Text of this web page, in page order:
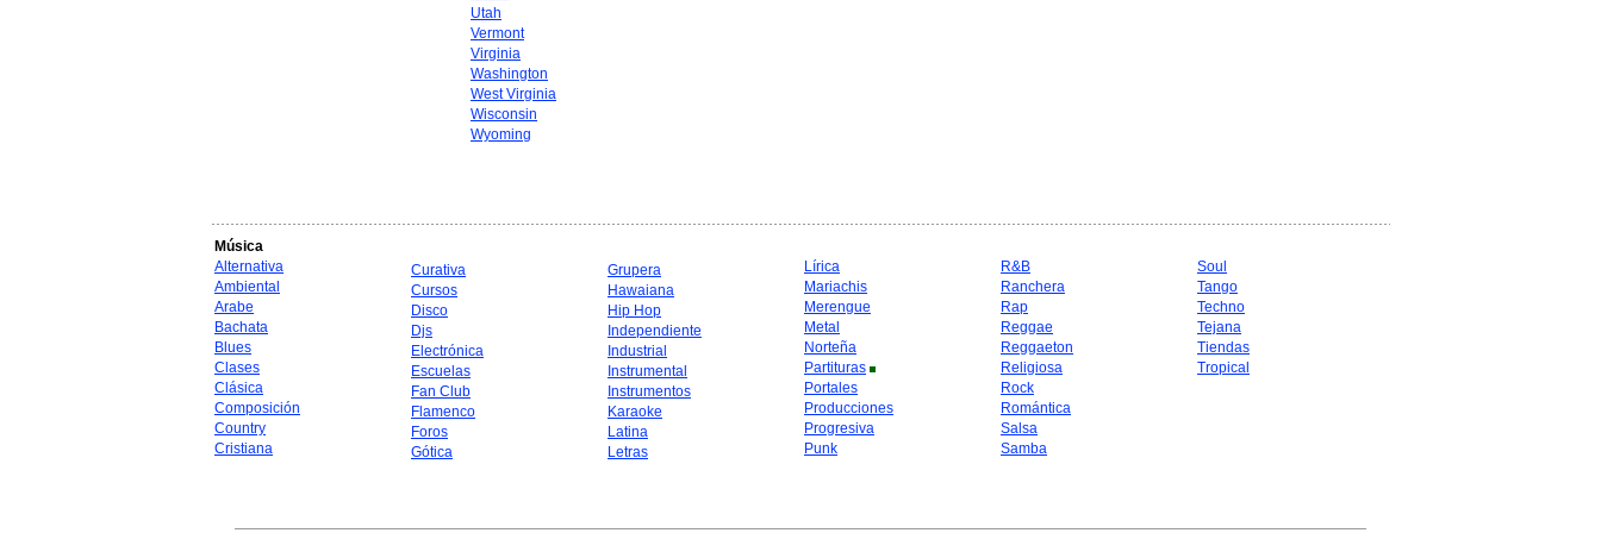
Utah
Vermont
Virginia
Washington
West Virginia
Wisconsin
Wyoming
Música
Alternativa
Ambiental
Arabe
Bachata
Blues
Clases
Clásica
Composición
Country
Cristiana
Curativa
Cursos
Disco
Djs
Electrónica
Escuelas
Fan Club
Flamenco
Foros
Gótica
Grupera
Hawaiana
Hip Hop
Independiente
Industrial
Instrumental
Instrumentos
Karaoke
Latina
Letras
Lírica
Mariachis
Merengue
Metal
Norteña
Partituras
Portales
Producciones
Progresiva
Punk
R&B
Ranchera
Rap
Reggae
Reggaeton
Religiosa
Rock
Romántica
Salsa
Samba
Soul
Tango
Techno
Tejana
Tiendas
Tropical